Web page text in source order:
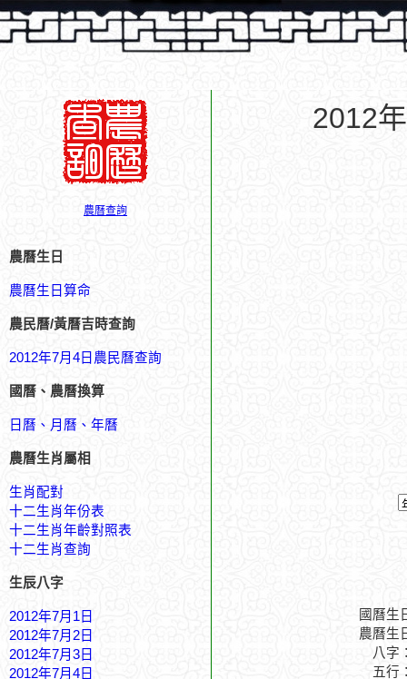
農曆查詢
農曆生日
農曆生日算命
農民曆/黃曆吉時查詢
2012年7月4日農民曆查詢
國曆、農曆換算
日曆、月曆、年曆
農曆生肖屬相
生肖配對
十二生肖年份表
十二生肖年齡對照表
十二生肖查詢
生辰八字
2012年7月1日
2012年7月2日
2012年7月3日
2012年7月4日
2012
國曆生
農曆生
八字
五行